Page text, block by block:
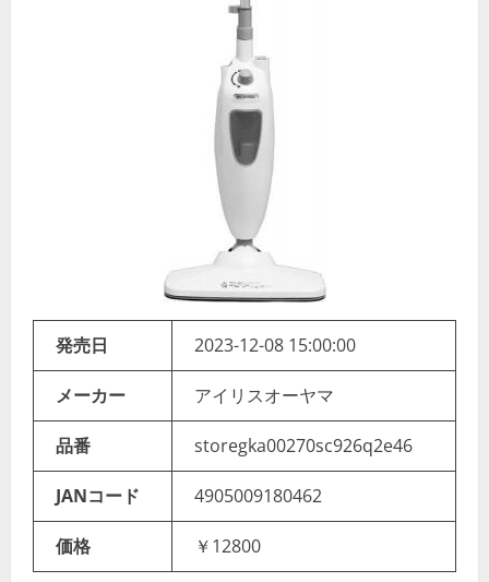
発売日 2023-12-08 15:00:00
メーカー アイリスオーヤマ
品番 storegka00270sc926q2e46
JANコード 4905009180462
価格 ￥12800